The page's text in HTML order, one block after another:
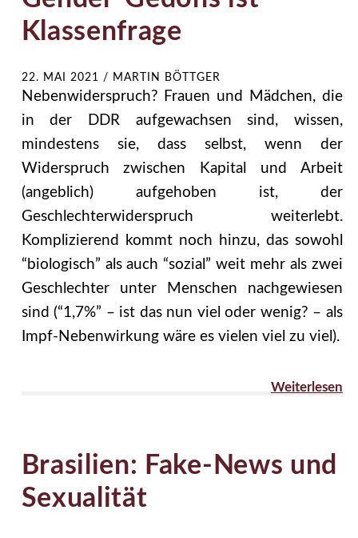
Klassenfrage
22. MAI 2021 / MARTIN BÖTTGER
Nebenwiderspruch? Frauen und Mädchen, die
in der DDR aufgewachsen sind, wissen,
mindestens sie, dass selbst, wenn der
Widerspruch zwischen Kapital und Arbeit
(angeblich) aufgehoben ist, der
Geschlechterwiderspruch weiterlebt.
Komplizierend kommt noch hinzu, das sowohl
“biologisch” als auch “sozial” weit mehr als zwei
Geschlechter unter Menschen nachgewiesen
sind (“1,7%” – ist das nun viel oder wenig? – als
Impf-Nebenwirkung wäre es vielen viel zu viel).
Weiterlesen
Brasilien: Fake-News und
Sexualität